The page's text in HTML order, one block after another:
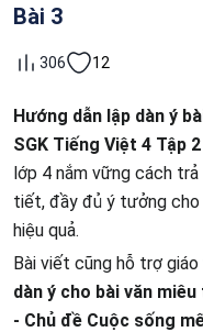
Bài 3
306 12
Hướng dẫn lập dàn ý
SGK Tiếng Việt 4 Tập
lớp 4 nắm vững cách
tiết, đầy đủ ý tưởng
hiệu quả.
Bài viết cũng hỗ trợ
dàn ý cho bài văn
- Chủ đề Cuộc sống